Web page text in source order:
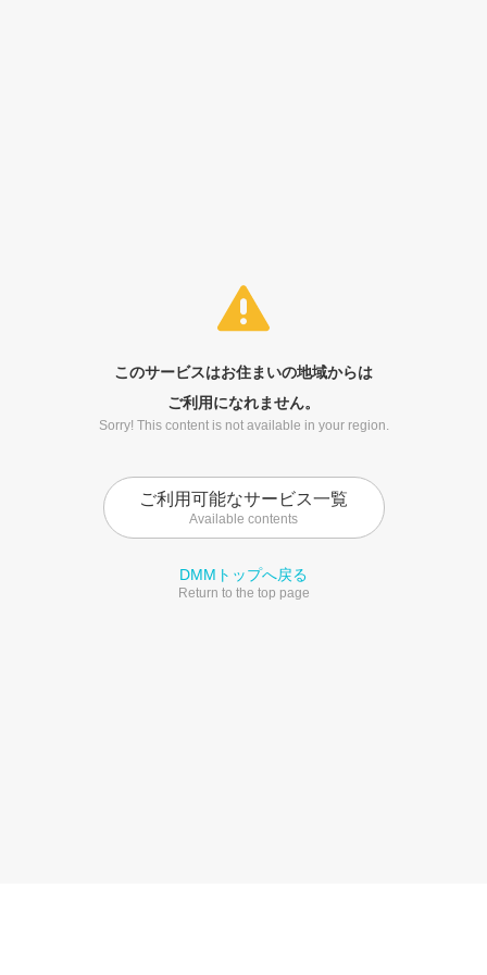
このサービスはお住まいの地域からは
ご利用になれません。
Sorry! This content is not available in your region.
ご利用可能なサービス一覧
Available contents
DMMトップへ戻る
Return to the top page